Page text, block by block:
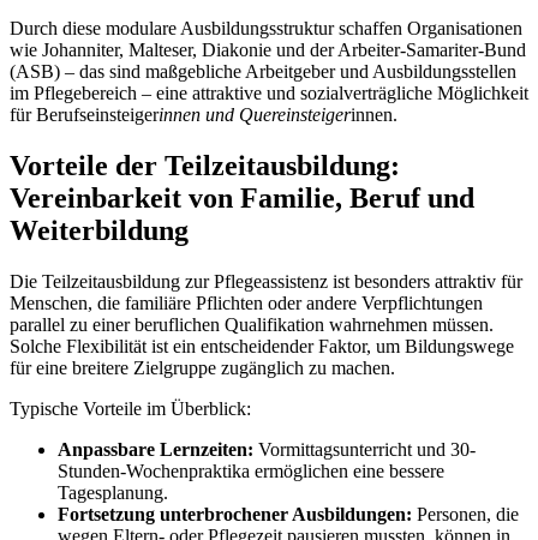
Durch diese modulare Ausbildungsstruktur schaffen Organisationen
wie Johanniter, Malteser, Diakonie und der Arbeiter-Samariter-Bund
(ASB) – das sind maßgebliche Arbeitgeber und Ausbildungsstellen
im Pflegebereich – eine attraktive und sozialverträgliche Möglichkeit
für Berufseinsteigerinnen und Quereinsteigerinnen.
Vorteile der Teilzeitausbildung:
Vereinbarkeit von Familie, Beruf und
Weiterbildung
Die Teilzeitausbildung zur Pflegeassistenz ist besonders attraktiv für
Menschen, die familiäre Pflichten oder andere Verpflichtungen
parallel zu einer beruflichen Qualifikation wahrnehmen müssen.
Solche Flexibilität ist ein entscheidender Faktor, um Bildungswege
für eine breitere Zielgruppe zugänglich zu machen.
Typische Vorteile im Überblick:
Anpassbare Lernzeiten: Vormittagsunterricht und 30-
Stunden-Wochenpraktika ermöglichen eine bessere
Tagesplanung.
Fortsetzung unterbrochener Ausbildungen: Personen, die
wegen Eltern- oder Pflegezeit pausieren mussten, können in